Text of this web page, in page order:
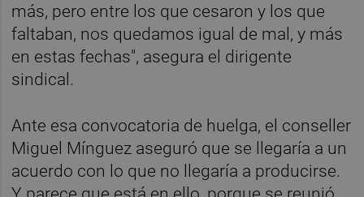
más, pero entre los que cesaron y los que
faltaban, nos quedamos igual de mal, y más
en estas fechas", asegura el dirigente
sindical.
Ante esa convocatoria de huelga, el conseller
Miguel Mínguez aseguró que se llegaría a un
acuerdo con lo que no llegaría a producirse.